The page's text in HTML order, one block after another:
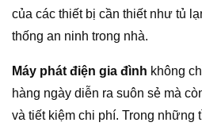
của các thiết bị cần thiết như tủ
thống an ninh trong nhà.
Máy phát điện gia đình không
hàng ngày diễn ra suôn sẻ mà
và tiết kiệm chi phí. Trong những